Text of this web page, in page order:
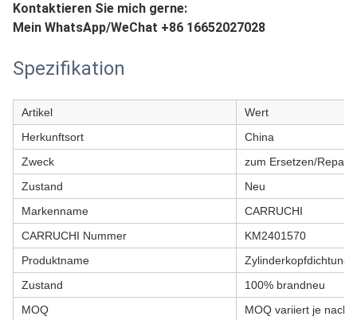
Kontaktieren Sie mich gerne:
Mein WhatsApp/WeChat +86 16652027028
Spezifikation
Artikel
Wert
Herkunftsort
China
Zweck
zum Ersetzen/
Zustand
Neu
Markenname
CARRUCHI
CARRUCHI Nummer
KM2401570
Produktname
Zylinderkopfdichtung
Zustand
100% brandneu
MOQ
MOQ variiert je nach